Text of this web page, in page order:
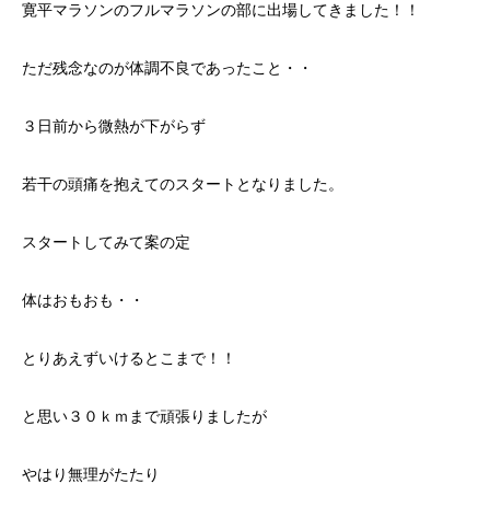
寛平マラソンのフルマラソンの部に出場してきました！！
ただ残念なのが体調不良であったこと・・
３日前から微熱が下がらず
若干の頭痛を抱えてのスタートとなりました。
スタートしてみて案の定
体はおもおも・・
とりあえずいけるとこまで！！
と思い３０ｋｍまで頑張りましたが
やはり無理がたたり